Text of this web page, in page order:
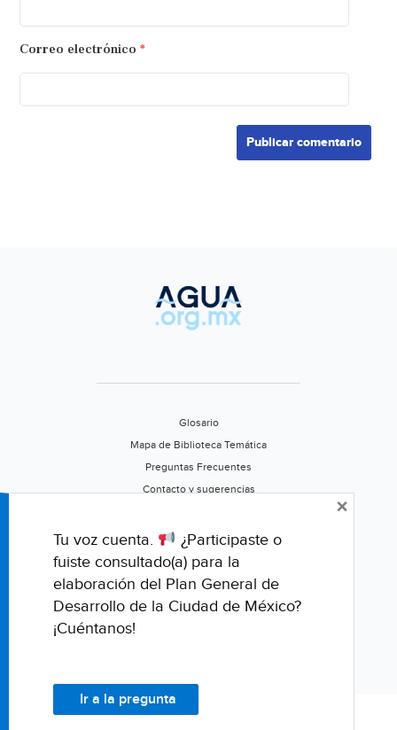
Correo electrónico *
Glosario
Mapa de Biblioteca Temática
Preguntas Frecuentes
Contacto y sugerencias
Califica este portal
Tu voz cuenta.
¿Participaste o
fuiste consultado(a) para la
elaboración del Plan General de
Desarrollo de la Ciudad de México?
¡Cuéntanos!
Ir a la pregunta
×